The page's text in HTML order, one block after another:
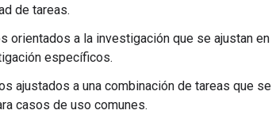
de tareas.
orientados a la investigación que se ajustan en
específicos.
ajustados a una combinación de tareas que se
casos de uso comunes.